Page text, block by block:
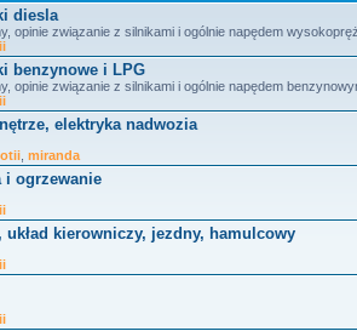
diesla
opinie związanie z silnikami i ogólnie napędem
benzynowe i LPG
opinie związanie z silnikami i ogólnie napędem
elektryka nadwozia
, miranda
i ogrzewanie
układ kierowniczy, jezdny, hamulcowy